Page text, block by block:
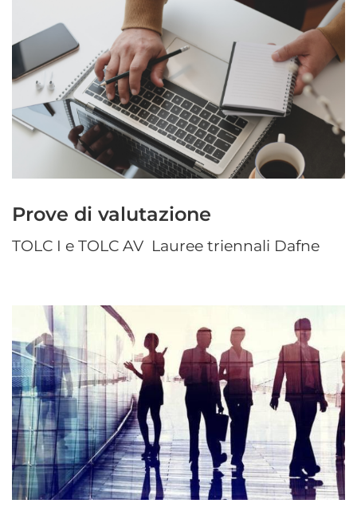
Prove di valutazione
TOLC I e TOLC AV Lauree triennali Dafne